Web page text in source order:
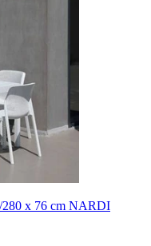
280 x 76 cm NARDI